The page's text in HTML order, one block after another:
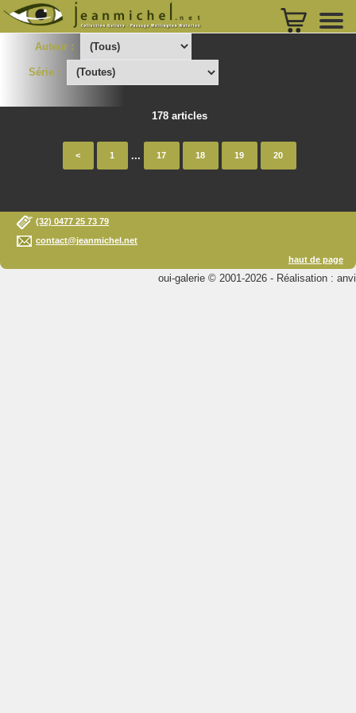
Auteur :
Série :
178 articles
< 1 ... 17 18 19 20
(32) 0477 25 73 79
contact@jeanmichel.net
haut de page
oui-galerie © 2001-2026 - Réalisation : anvi